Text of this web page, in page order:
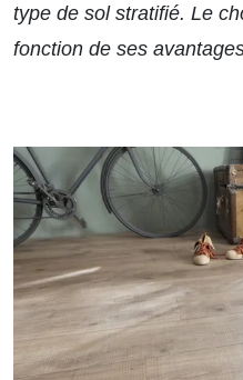
type de sol stratifié. Le
fonction de ses